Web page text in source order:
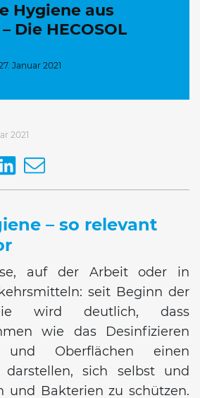
Hygiene aus
Die HECOSOL
Januar 2021
2021
– so relevant
auf der Arbeit oder in
seit Beginn der
wird deutlich, dass
wie das Desinfizieren
Oberflächen einen
sich selbst und
und Bakterien zu schützen.